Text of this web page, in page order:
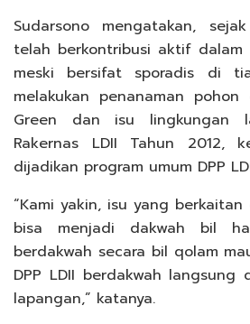
Sudarsono mengatakan,
telah berkontribusi aktif dalam
meski bersifat sporadis di
melakukan penanaman
Green dan isu lingkungan
Rakernas LDII Tahun 2012,
dijadikan program umum DPP
“Kami yakin, isu yang
bisa menjadi dakwah bil
berdakwah secara bil qolam
DPP LDII berdakwah
lapangan,” katanya.